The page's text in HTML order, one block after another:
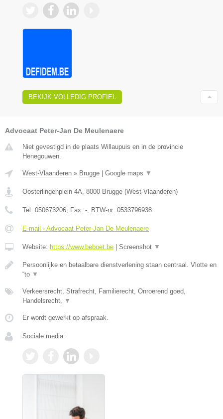
BEKIJK VOLLEDIG PROFIEL
Advocaat Peter-Jan De Meulenaere
Niet gevestigd in de plaats Willaupuis en in de provincie
Henegouwen.
West-Vlaanderen » Brugge Google maps ▼
Oosterlingenplein 4A 8000 Brugge (West-Vlaanderen)
Tel: 050673206 , Fax: - , BTW-nr: 0533796938
E-mail › Advocaat Peter-Jan De Meulenaere
Website: https://www.beboet.be Screenshot ▼
Persoonlijke en betaalbare dienstverlening staan centraal. Vlotte en
“to ▼
Verkeersrecht, Strafrecht, Familierecht, Onroerend goed,
Handelsrecht,
▼
Er wordt gewerkt op afspraak.
Sociale media: